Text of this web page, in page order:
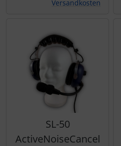
Versandkosten
SL-50
ActiveNoiseCancel